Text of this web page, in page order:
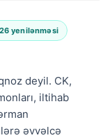
yenilənməsi
deyil. CK,
iltihab
əvvəlcə